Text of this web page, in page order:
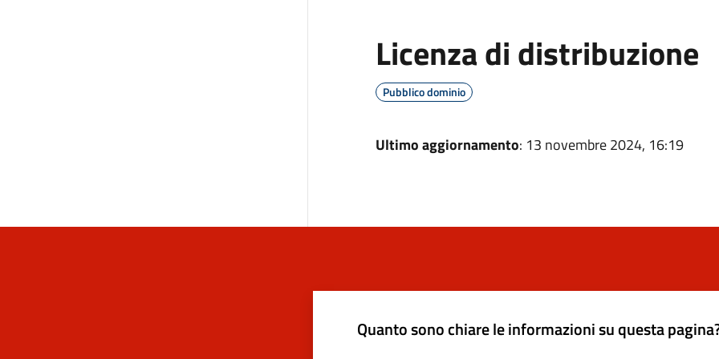
Licenza di distribuzione
Pubblico dominio
Ultimo aggiornamento: 13 novembre 2024, 16:19
Quanto sono chiare le informazioni su questa